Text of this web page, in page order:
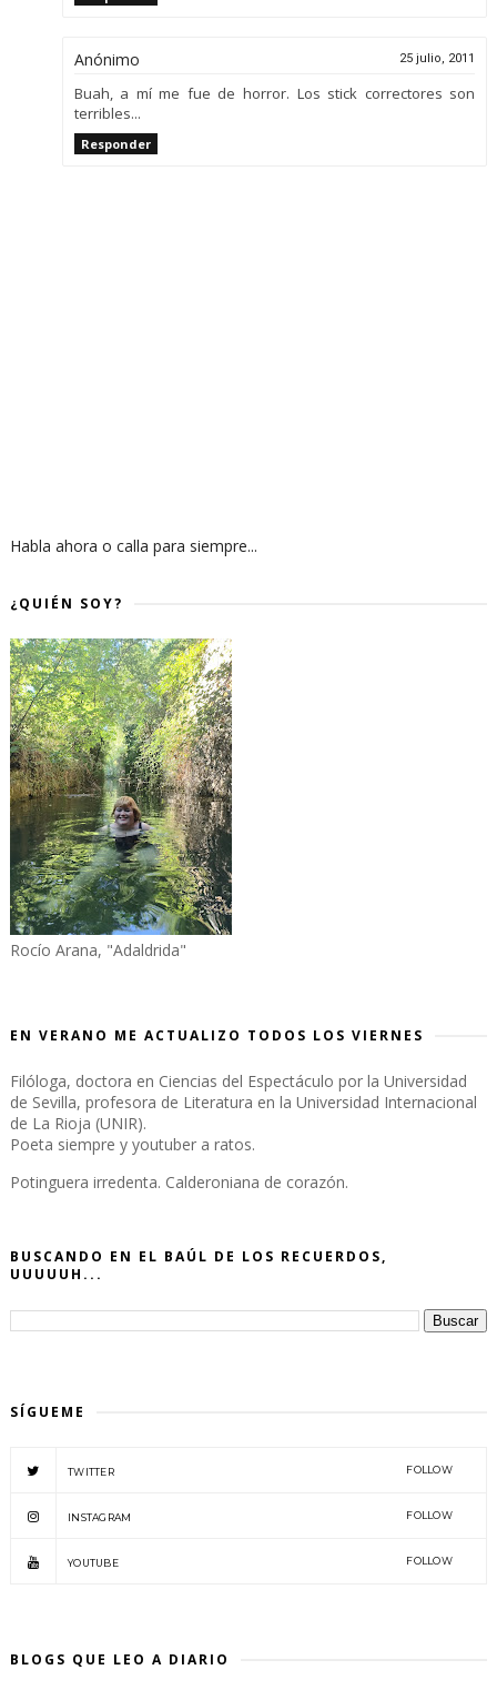
Anónimo 25 julio, 2011
Buah, a mí me fue de horror. Los stick correctores son
terribles...
Responder
Habla ahora o calla para siempre...
¿QUIÉN SOY?
Rocío Arana, "Adaldrida"
EN VERANO ME ACTUALIZO TODOS LOS VIERNES
Filóloga, doctora en Ciencias del Espectáculo por la Universidad
de Sevilla, profesora de Literatura en la Universidad Internacional
de La Rioja (UNIR).
Poeta siempre y youtuber a ratos.
Potinguera irredenta. Calderoniana de corazón.
BUSCANDO EN EL BAÚL DE LOS RECUERDOS,
UUUUUH...
SÍGUEME
TWITTER FOLLOW
INSTAGRAM FOLLOW
YOUTUBE FOLLOW
BLOGS QUE LEO A DIARIO